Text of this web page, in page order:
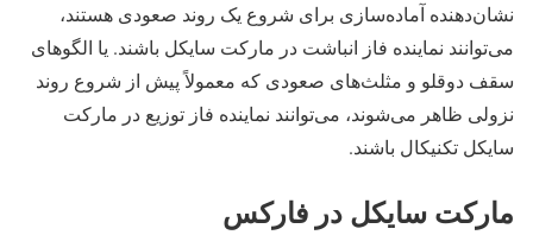
نشان‌دهنده آماده‌سازی برای شروع یک روند صعودی هستند،
می‌توانند نماینده فاز انباشت در مارکت سایکل باشند. یا الگوهای
سقف دوقلو و مثلث‌های صعودی که معمولاً پیش از شروع روند
نزولی ظاهر می‌شوند، می‌توانند نماینده فاز توزیع در مارکت
سایکل تکنیکال باشند.
مارکت سایکل در فارکس